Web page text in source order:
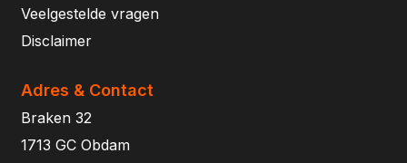
Veelgestelde vragen
Disclaimer
Adres & Contact
Braken 32
1713 GC Obdam